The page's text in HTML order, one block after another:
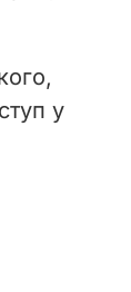
у